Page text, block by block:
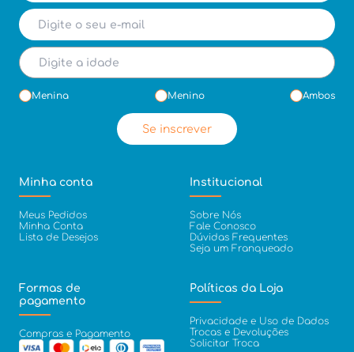
Menina Menino Ambos
Se inscrever
Minha conta
Meus Pedidos
Minha Conta
Lista de Desejos
Institucional
Sobre Nós
Fale Conosco
Dúvidas Frequentes
Seja um Franqueado
Formas de
pagamento
Compras e Pagamento
Políticas da Loja
Privacidade e Uso de Dados
Trocas e Devoluções
Solicitar Troca